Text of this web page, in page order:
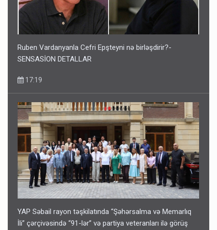
Ruben Vardanyanla Cefri Epşteyni nə birləşdirir?-
SENSASİON DETALLAR
17:19
YAP Səbail rayon təşkilatında “Şəhərsalma və Memarlıq
İli” çərçivəsində “91-lər” və partiya veteranları ilə görüş